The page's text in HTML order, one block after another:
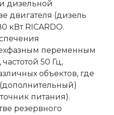
дизельной
двигателя (дизель
кВт RICARDO.
переменным
50 Гц,
объектов, где
питания).
резервного